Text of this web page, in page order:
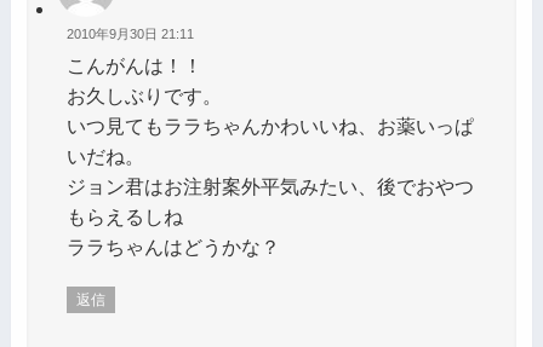
2010年9月30日 21:11
こんがんは！！
お久しぶりです。
いつ見てもララちゃんかわいいね、お薬いっぱ
いだね。
ジョン君はお注射案外平気みたい、後でおやつ
もらえるしね
ララちゃんはどうかな？
返信